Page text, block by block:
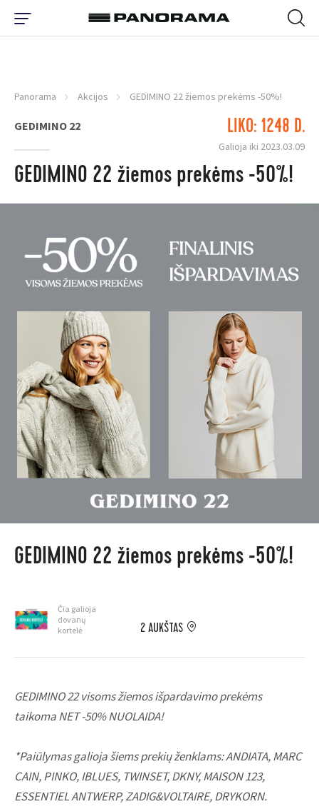
Panorama Akcijos GEDIMINO 22 žiemos prekėms -50%!
GEDIMINO 22 LIKO: 1248 D.
Galioja iki 2023.03.09
GEDIMINO 22 žiemos prekėms -50%!
GEDIMINO 22 žiemos prekėms -50%!
Čia galioja
dovanų
kortelė
2 AUKŠTAS
GEDIMINO 22 visoms žiemos išpardavimo prekėms
taikoma NET -50% NUOLAIDA!
*Paiūlymas galioja šiems prekių ženklams: ANDIATA, MARC
CAIN, PINKO, IBLUES, TWINSET, DKNY, MAISON 123,
ESSENTIEL ANTWERP, ZADIG&VOLTAIRE, DRYKORN.